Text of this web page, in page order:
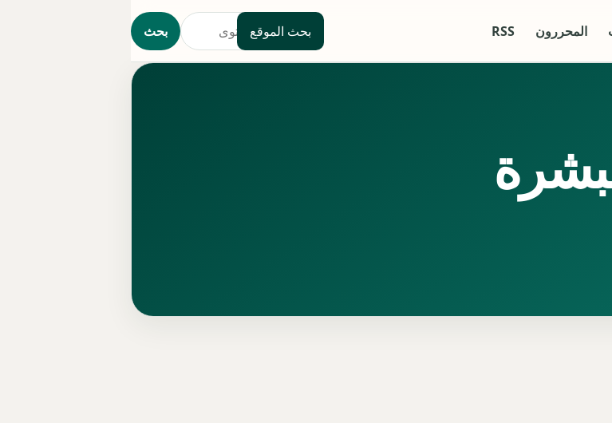
المحررون RSS بحث الموقع بحث